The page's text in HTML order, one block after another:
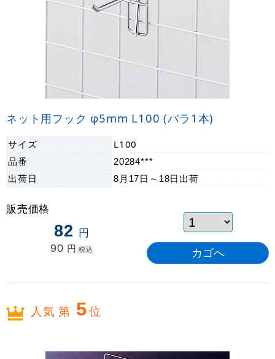
ネット用フック φ5mm L100 (バラ1本)
サイズ
L100
品番
20284***
出荷日 8月17日～18日 出荷
販売価格
82 円
90 円 税込
人気 第 5位